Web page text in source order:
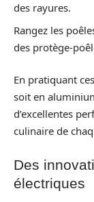
des rayures.
Rangez les
des protège-
En pratiquant
soit en
d’excellentes
culinaire de
Des
électriques